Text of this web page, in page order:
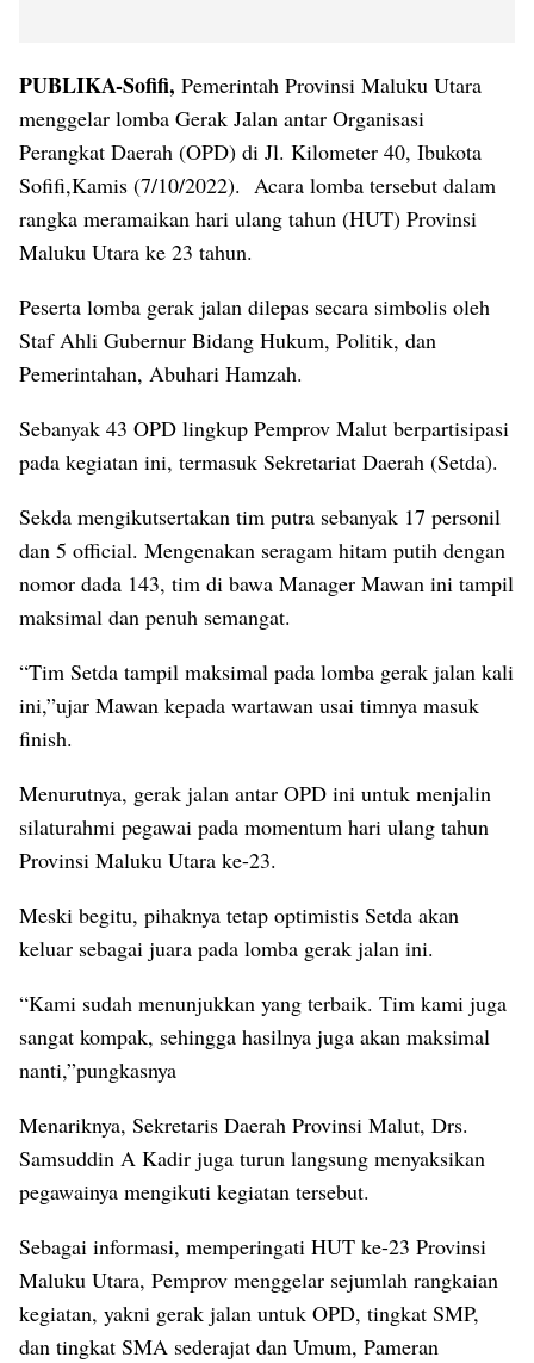
PUBLIKA-Sofifi, Pemerintah Provinsi Maluku Utara
menggelar lomba Gerak Jalan antar Organisasi
Perangkat Daerah (OPD) di Jl. Kilometer 40, Ibukota
Sofifi,Kamis (7/10/2022). Acara lomba tersebut dalam
rangka meramaikan hari ulang tahun (HUT) Provinsi
Maluku Utara ke 23 tahun.
Peserta lomba gerak jalan dilepas secara simbolis oleh
Staf Ahli Gubernur Bidang Hukum, Politik, dan
Pemerintahan, Abuhari Hamzah.
Sebanyak 43 OPD lingkup Pemprov Malut berpartisipasi
pada kegiatan ini, termasuk Sekretariat Daerah (Setda).
Sekda mengikutsertakan tim putra sebanyak 17 personil
dan 5 official. Mengenakan seragam hitam putih dengan
nomor dada 143, tim di bawa Manager Mawan ini tampil
maksimal dan penuh semangat.
“Tim Setda tampil maksimal pada lomba gerak jalan kali
ini,”ujar Mawan kepada wartawan usai timnya masuk
finish.
Menurutnya, gerak jalan antar OPD ini untuk menjalin
silaturahmi pegawai pada momentum hari ulang tahun
Provinsi Maluku Utara ke-23.
Meski begitu, pihaknya tetap optimistis Setda akan
keluar sebagai juara pada lomba gerak jalan ini.
“Kami sudah menunjukkan yang terbaik. Tim kami juga
sangat kompak, sehingga hasilnya juga akan maksimal
nanti,”pungkasnya
Menariknya, Sekretaris Daerah Provinsi Malut, Drs.
Samsuddin A Kadir juga turun langsung menyaksikan
pegawainya mengikuti kegiatan tersebut.
Sebagai informasi, memperingati HUT ke-23 Provinsi
Maluku Utara, Pemprov menggelar sejumlah rangkaian
kegiatan, yakni gerak jalan untuk OPD, tingkat SMP,
dan tingkat SMA sederajat dan Umum, Pameran